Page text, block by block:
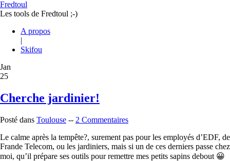
Fredtoul
Les tools de Fredtoul ;-)
A propos
|
Skifou
Jan
25
Cherche jardinier!
Posté dans Toulouse -- 2 Commentaires
Le calme après la tempête?, surement pas pour les employés d’EDF, de
Frande Telecom, ou les jardiniers, mais si un de ces derniers passe chez
moi, qu’il prépare ses outils pour remettre mes petits sapins debout 😀